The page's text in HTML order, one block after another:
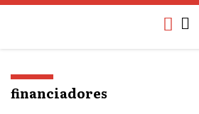
financiadores